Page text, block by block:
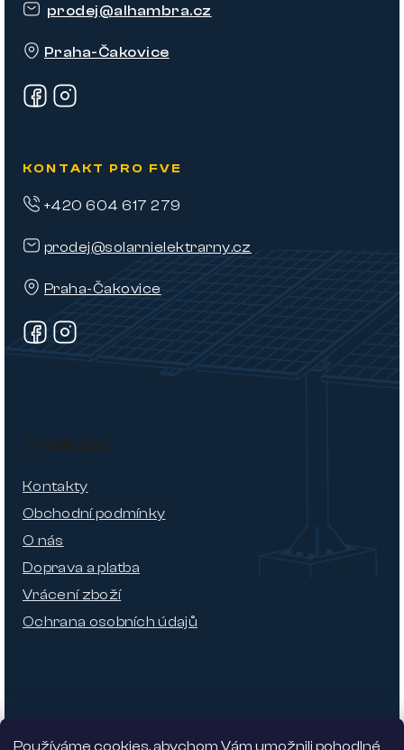
Používáme cookies, abychom Vám umožnili pohodlné
prodej@alhambra.cz
Praha-Čakovice
KONTAKT PRO FVE
prodej@solarnielektrarny.cz
Praha-Čakovice
+420 604 617 279
O nákupu
Kontakty
Obchodní podmínky
O nás
Doprava a platba
Vrácení zboží
Ochrana osobních údajů